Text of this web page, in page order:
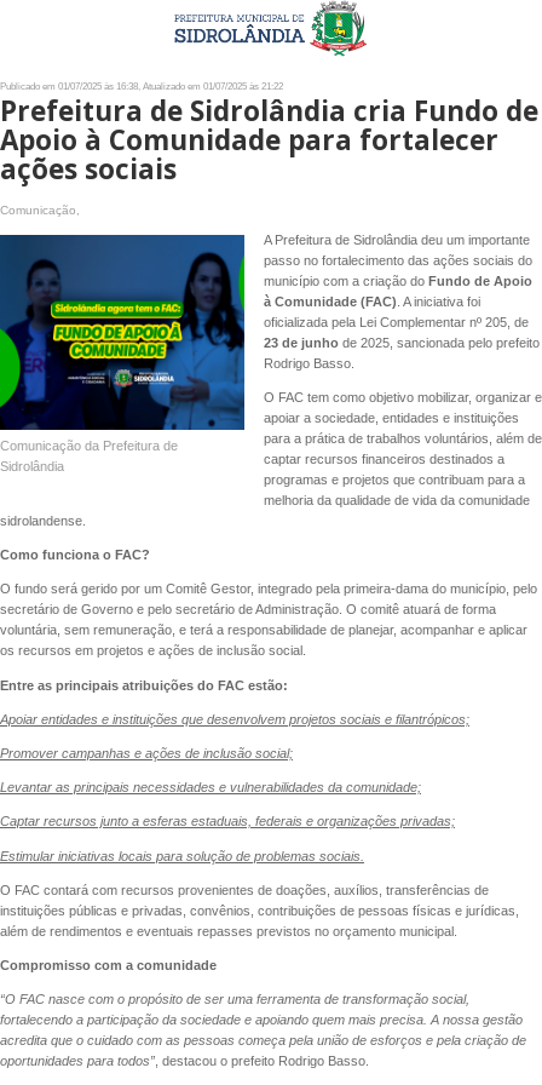
Publicado em 01/07/2025 às 16:38, Atualizado em 01/07/2025 às 21:22
Prefeitura de Sidrolândia cria Fundo de
Apoio à Comunidade para fortalecer
ações sociais
Comunicação,
Comunicação da Prefeitura de
Sidrolândia
A Prefeitura de Sidrolândia deu um importante
passo no fortalecimento das ações sociais do
município com a criação do Fundo de Apoio
à Comunidade (FAC) . A iniciativa foi
oficializada pela Lei Complementar nº 205, de
23 de junhode 2025, sancionada pelo prefeito
Rodrigo Basso.
O FAC tem como objetivo mobilizar, organizar e
apoiar a sociedade, entidades e instituições
para a prática de trabalhos voluntários, além de
captar recursos financeiros destinados a
programas e projetos que contribuam para a
melhoria da qualidade de vida da comunidade
sidrolandense.
Como funciona o FAC?
O fundo será gerido por um Comitê Gestor, integrado pela primeira-dama do município, pelo
secretário de Governo e pelo secretário de Administração. O comitê atuará de forma
voluntária, sem remuneração, e terá a responsabilidade de planejar, acompanhar e aplicar
os recursos em projetos e ações de inclusão social.
Entre as principais atribuições do FAC estão:
Apoiar entidades e instituições que desenvolvem projetos sociais e filantrópicos;
Promover campanhas e ações de inclusão social;
Levantar as principais necessidades e vulnerabilidades da comunidade;
Captar recursos junto a esferas estaduais, federais e organizações privadas;
Estimular iniciativas locais para solução de problemas sociais.
O FAC contará com recursos provenientes de doações, auxílios, transferências de
instituições públicas e privadas, convênios, contribuições de pessoas físicas e jurídicas,
além de rendimentos e eventuais repasses previstos no orçamento municipal.
Compromisso com a comunidade
“O FAC nasce com o propósito de ser uma ferramenta de transformação social,
fortalecendo a participação da sociedade e apoiando quem mais precisa. A nossa gestão
acredita que o cuidado com as pessoas começa pela união de esforços e pela criação de
oportunidades para todos” , destacou o prefeito Rodrigo Basso.